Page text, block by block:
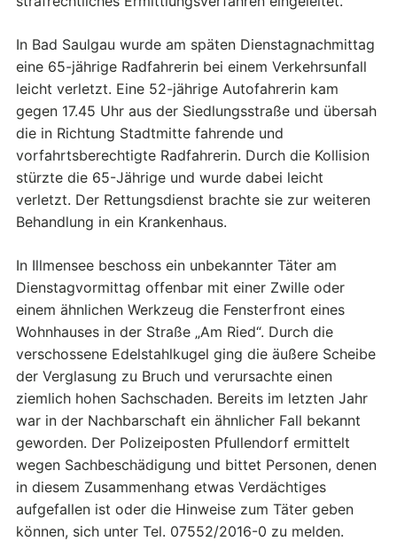
In Bad Saulgau wurde am späten Dienstagnachmittag
eine 65-jährige Radfahrerin bei einem Verkehrsunfall
leicht verletzt. Eine 52-jährige Autofahrerin kam
gegen 17.45 Uhr aus der Siedlungsstraße und übersah
die in Richtung Stadtmitte fahrende und
vorfahrtsberechtigte Radfahrerin. Durch die Kollision
stürzte die 65-Jährige und wurde dabei leicht
verletzt. Der Rettungsdienst brachte sie zur weiteren
Behandlung in ein Krankenhaus.
In Illmensee beschoss ein unbekannter Täter am
Dienstagvormittag offenbar mit einer Zwille oder
einem ähnlichen Werkzeug die Fensterfront eines
Wohnhauses in der Straße „Am Ried“. Durch die
verschossene Edelstahlkugel ging die äußere Scheibe
der Verglasung zu Bruch und verursachte einen
ziemlich hohen Sachschaden. Bereits im letzten Jahr
war in der Nachbarschaft ein ähnlicher Fall bekannt
geworden. Der Polizeiposten Pfullendorf ermittelt
wegen Sachbeschädigung und bittet Personen, denen
in diesem Zusammenhang etwas Verdächtiges
aufgefallen ist oder die Hinweise zum Täter geben
können, sich unter Tel. 07552/2016-0 zu melden.